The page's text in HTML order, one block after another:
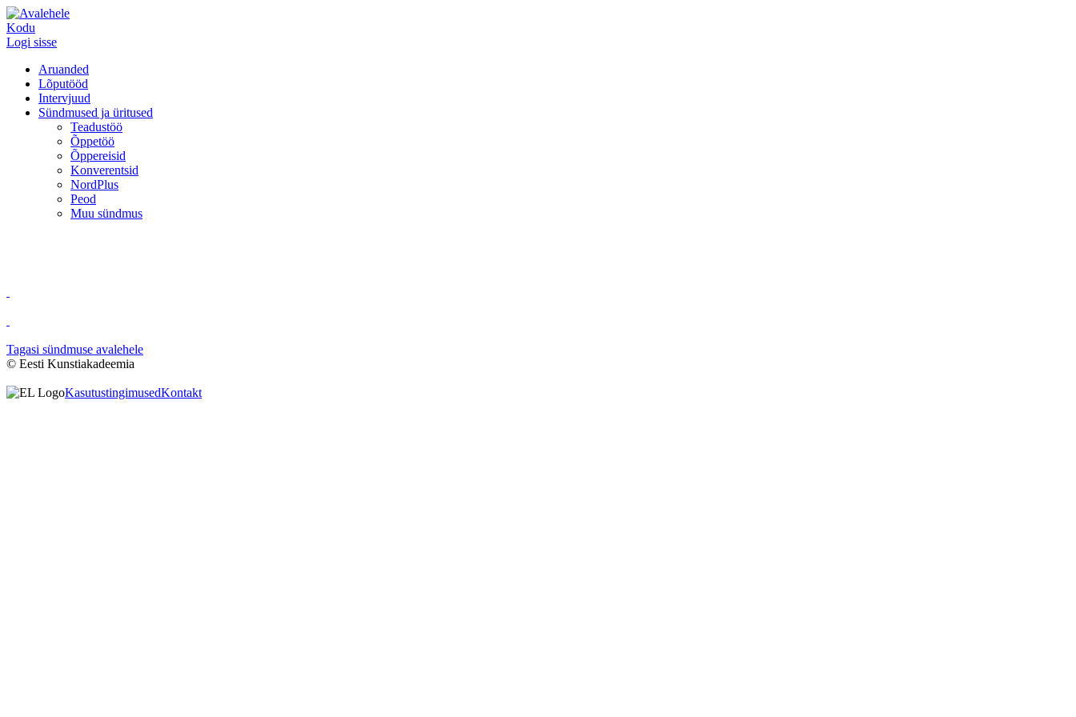
Kodu
Logi sisse
Aruanded
Lõputööd
Intervjuud
Sündmused ja üritused
Teadustöö
Õppetöö
Õppereisid
Konverentsid
NordPlus
Peod
Muu sündmus
Tagasi sündmuse avalehele
© Eesti Kunstiakadeemia
KasutustingimusedKontakt